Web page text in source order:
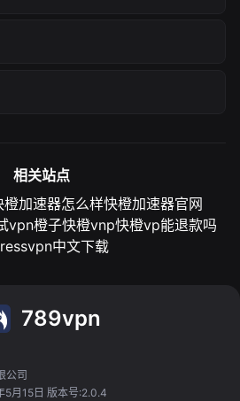
相关站点
橙加速器怎么样快橙加速器官网
vpn橙子快橙vnp快橙vp能退款吗
中文下载
789vpn
公司
5月15日 版本号:2.0.4